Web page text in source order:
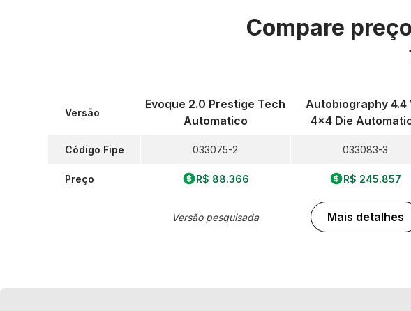
Compare
Versão
Código Fipe
Preço
Evoque 2.0 Prestige Tech
Automatico
033075-2
R$ 88.366
Versão pesquisada
Autobiography 4.4
4x4 Die
033083-3
R$ 245.857
Mais detalhes